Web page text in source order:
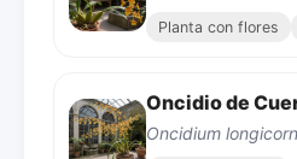
Planta con flores
Oncidio de
Oncidium